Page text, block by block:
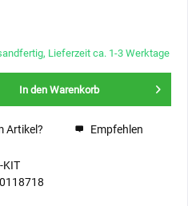
Lieferzeit ca. 1-3 Werktage
In den Warenkorb
Artikel? Empfehlen
KIT